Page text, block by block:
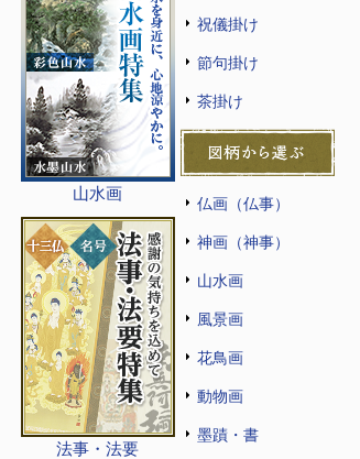
山水画
法事・法要
祝儀掛け
節句掛け
茶掛け
仏画（仏事）
神画（神事）
山水画
風景画
花鳥画
動物画
墨蹟・書